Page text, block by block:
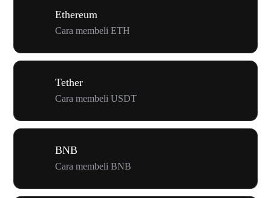
Ethereum
Cara membeli ETH
Tether
Cara membeli USDT
BNB
Cara membeli BNB